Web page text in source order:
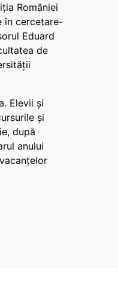
României
în cercetare-
Eduard
de
Elevii și
și
după
anului